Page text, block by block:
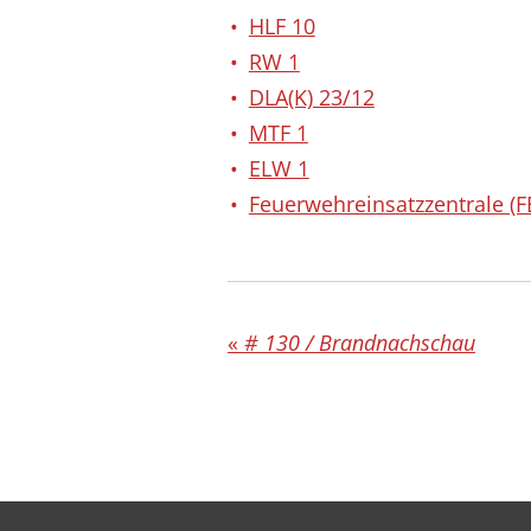
HLF 10
RW 1
DLA(K) 23/12
MTF 1
ELW 1
Feuerwehreinsatzzentrale
« # 130 / Brandnachschau